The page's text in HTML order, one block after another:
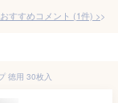
すすめコメント (1件) >
徳用 30枚入